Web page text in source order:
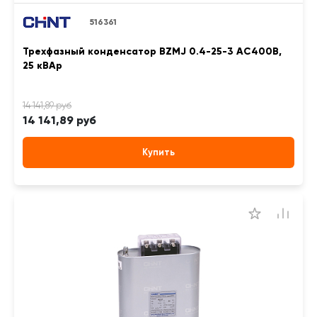
516361
Трехфазный конденсатор BZMJ 0.4-25-3 АС400В,
25 кВАр
14 141,89 руб
Купить